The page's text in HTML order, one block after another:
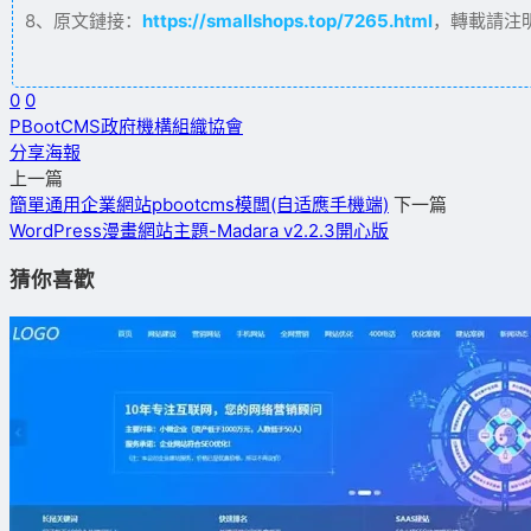
8、原文鏈接： https://smallshops.top/7265.html，轉載請注
0 0
PBootCMS政府機構組織協會
分享海報
上一篇
簡單通用企業網站pbootcms模闆(自适應手機端) 下一篇
WordPress漫畫網站主題-Madara v2.2.3開心版
猜你喜歡